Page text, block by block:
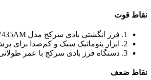
نقاط قوت
1. فرز انگشتی بادی سرکج مدل ST-7435AM سوماک دقیق و قدرتمند است.
2. ابزار پنوماتیک سبک و کم‌صدا برای برش‌های ظریف.
3. دستگاه فرز بادی سرکج با عمر طولانی و کارایی بالا.
نقاط ضعف